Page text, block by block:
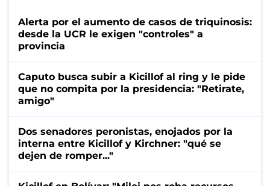
Alerta por el aumento de casos de triquinosis:
desde la UCR le exigen "controles" a
provincia
Caputo busca subir a Kicillof al ring y le pide
que no compita por la presidencia: "Retirate,
amigo"
Dos senadores peronistas, enojados por la
interna entre Kicillof y Kirchner: "qué se
dejen de romper..."